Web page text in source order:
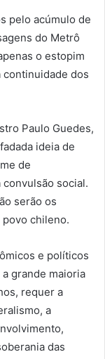
pelo acúmulo de
do Metrô
o estopim
continuidade dos
Paulo Guedes,
ideia de
de
convulsão social.
serão os
chileno.
e políticos
grande maioria
requer a
a
das